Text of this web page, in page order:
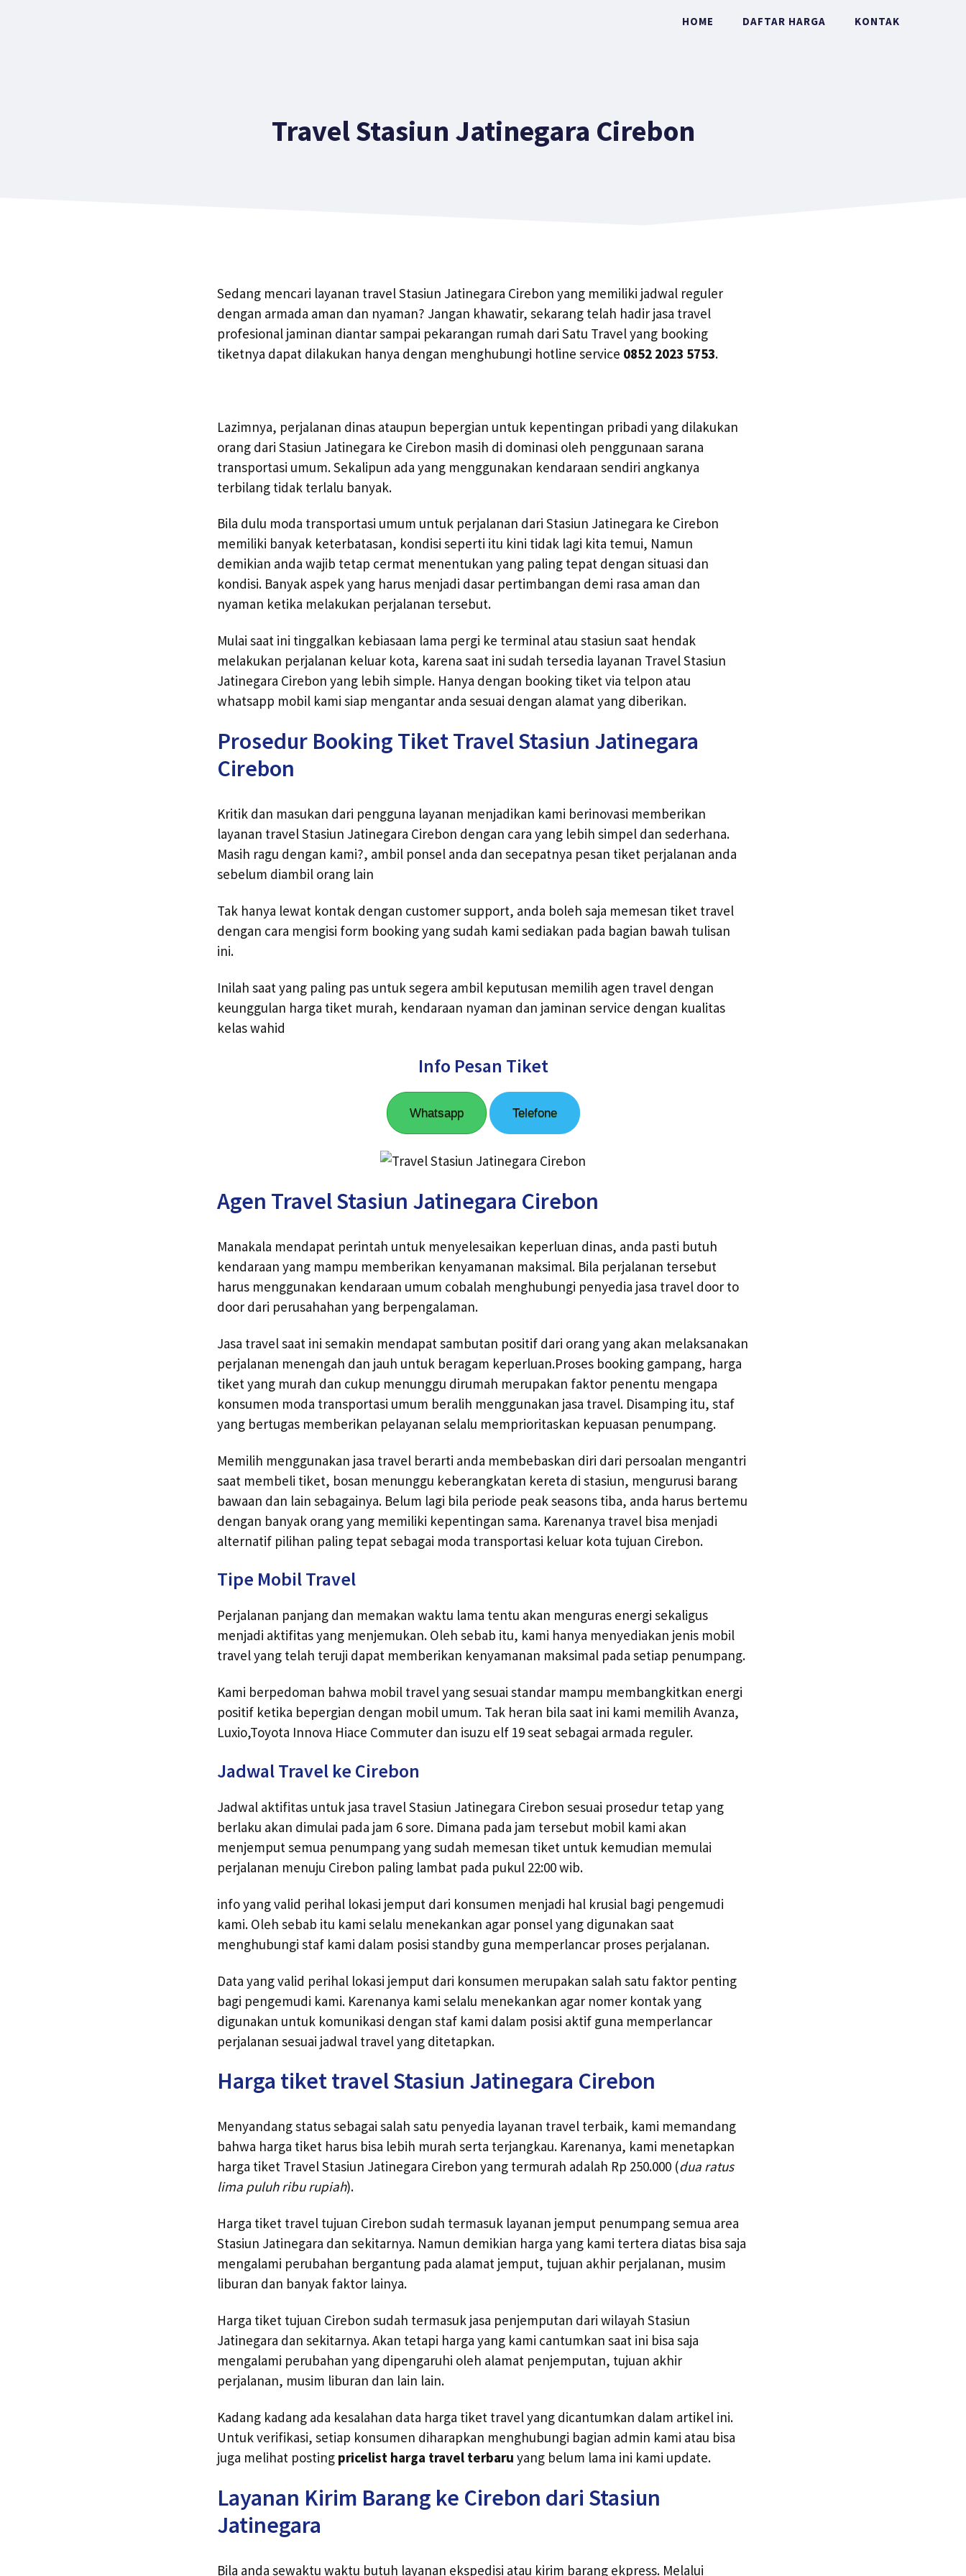
HOME DAFTAR HARGA KONTAK
Travel Stasiun Jatinegara Cirebon
Sedang mencari layanan travel Stasiun Jatinegara Cirebon yang memiliki jadwal reguler
dengan armada aman dan nyaman? Jangan khawatir, sekarang telah hadir jasa travel
profesional jaminan diantar sampai pekarangan rumah dari Satu Travel yang booking
tiketnya dapat dilakukan hanya dengan menghubungi hotline service 0852 2023 5753.
Lazimnya, perjalanan dinas ataupun bepergian untuk kepentingan pribadi yang dilakukan
orang dari Stasiun Jatinegara ke Cirebon masih di dominasi oleh penggunaan sarana
transportasi umum. Sekalipun ada yang menggunakan kendaraan sendiri angkanya
terbilang tidak terlalu banyak.
Bila dulu moda transportasi umum untuk perjalanan dari Stasiun Jatinegara ke Cirebon
memiliki banyak keterbatasan, kondisi seperti itu kini tidak lagi kita temui, Namun
demikian anda wajib tetap cermat menentukan yang paling tepat dengan situasi dan
kondisi. Banyak aspek yang harus menjadi dasar pertimbangan demi rasa aman dan
nyaman ketika melakukan perjalanan tersebut.
Mulai saat ini tinggalkan kebiasaan lama pergi ke terminal atau stasiun saat hendak
melakukan perjalanan keluar kota, karena saat ini sudah tersedia layanan Travel Stasiun
Jatinegara Cirebon yang lebih simple. Hanya dengan booking tiket via telpon atau
whatsapp mobil kami siap mengantar anda sesuai dengan alamat yang diberikan.
Prosedur Booking Tiket Travel Stasiun Jatinegara
Cirebon
Kritik dan masukan dari pengguna layanan menjadikan kami berinovasi memberikan
layanan travel Stasiun Jatinegara Cirebon dengan cara yang lebih simpel dan sederhana.
Masih ragu dengan kami?, ambil ponsel anda dan secepatnya pesan tiket perjalanan anda
sebelum diambil orang lain
Tak hanya lewat kontak dengan customer support, anda boleh saja memesan tiket travel
dengan cara mengisi form booking yang sudah kami sediakan pada bagian bawah tulisan
ini.
Inilah saat yang paling pas untuk segera ambil keputusan memilih agen travel dengan
keunggulan harga tiket murah, kendaraan nyaman dan jaminan service dengan kualitas
kelas wahid
Info Pesan Tiket
Whatsapp Telefone
Agen Travel Stasiun Jatinegara Cirebon
Manakala mendapat perintah untuk menyelesaikan keperluan dinas, anda pasti butuh
kendaraan yang mampu memberikan kenyamanan maksimal. Bila perjalanan tersebut
harus menggunakan kendaraan umum cobalah menghubungi penyedia jasa travel door to
door dari perusahahan yang berpengalaman.
Jasa travel saat ini semakin mendapat sambutan positif dari orang yang akan melaksanakan
perjalanan menengah dan jauh untuk beragam keperluan.Proses booking gampang, harga
tiket yang murah dan cukup menunggu dirumah merupakan faktor penentu mengapa
konsumen moda transportasi umum beralih menggunakan jasa travel. Disamping itu, staf
yang bertugas memberikan pelayanan selalu memprioritaskan kepuasan penumpang.
Memilih menggunakan jasa travel berarti anda membebaskan diri dari persoalan mengantri
saat membeli tiket, bosan menunggu keberangkatan kereta di stasiun, mengurusi barang
bawaan dan lain sebagainya. Belum lagi bila periode peak seasons tiba, anda harus bertemu
dengan banyak orang yang memiliki kepentingan sama. Karenanya travel bisa menjadi
alternatif pilihan paling tepat sebagai moda transportasi keluar kota tujuan Cirebon.
Tipe Mobil Travel
Perjalanan panjang dan memakan waktu lama tentu akan menguras energi sekaligus
menjadi aktifitas yang menjemukan. Oleh sebab itu, kami hanya menyediakan jenis mobil
travel yang telah teruji dapat memberikan kenyamanan maksimal pada setiap penumpang.
Kami berpedoman bahwa mobil travel yang sesuai standar mampu membangkitkan energi
positif ketika bepergian dengan mobil umum. Tak heran bila saat ini kami memilih Avanza,
Luxio,Toyota Innova Hiace Commuter dan isuzu elf 19 seat sebagai armada reguler.
Jadwal Travel ke Cirebon
Jadwal aktifitas untuk jasa travel Stasiun Jatinegara Cirebon sesuai prosedur tetap yang
berlaku akan dimulai pada jam 6 sore. Dimana pada jam tersebut mobil kami akan
menjemput semua penumpang yang sudah memesan tiket untuk kemudian memulai
perjalanan menuju Cirebon paling lambat pada pukul 22:00 wib.
info yang valid perihal lokasi jemput dari konsumen menjadi hal krusial bagi pengemudi
kami. Oleh sebab itu kami selalu menekankan agar ponsel yang digunakan saat
menghubungi staf kami dalam posisi standby guna memperlancar proses perjalanan.
Data yang valid perihal lokasi jemput dari konsumen merupakan salah satu faktor penting
bagi pengemudi kami. Karenanya kami selalu menekankan agar nomer kontak yang
digunakan untuk komunikasi dengan staf kami dalam posisi aktif guna memperlancar
perjalanan sesuai jadwal travel yang ditetapkan.
Harga tiket travel Stasiun Jatinegara Cirebon
Menyandang status sebagai salah satu penyedia layanan travel terbaik, kami memandang
bahwa harga tiket harus bisa lebih murah serta terjangkau. Karenanya, kami menetapkan
harga tiket Travel Stasiun Jatinegara Cirebon yang termurah adalah Rp 250.000 (dua ratus
lima puluh ribu rupiah).
Harga tiket travel tujuan Cirebon sudah termasuk layanan jemput penumpang semua area
Stasiun Jatinegara dan sekitarnya. Namun demikian harga yang kami tertera diatas bisa saja
mengalami perubahan bergantung pada alamat jemput, tujuan akhir perjalanan, musim
liburan dan banyak faktor lainya.
Harga tiket tujuan Cirebon sudah termasuk jasa penjemputan dari wilayah Stasiun
Jatinegara dan sekitarnya. Akan tetapi harga yang kami cantumkan saat ini bisa saja
mengalami perubahan yang dipengaruhi oleh alamat penjemputan, tujuan akhir
perjalanan, musim liburan dan lain lain.
Kadang kadang ada kesalahan data harga tiket travel yang dicantumkan dalam artikel ini.
Untuk verifikasi, setiap konsumen diharapkan menghubungi bagian admin kami atau bisa
juga melihat posting pricelist harga travel terbaru yang belum lama ini kami update.
Layanan Kirim Barang ke Cirebon dari Stasiun
Jatinegara
Bila anda sewaktu waktu butuh layanan ekspedisi atau kirim barang ekpress. Melalui